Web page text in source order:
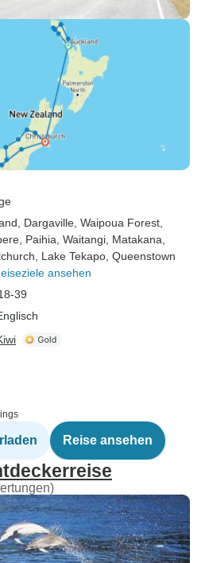
, Dargaville , Waipoua Forest
, Paihia , Waitangi , Matakana
, Lake Tekapo , Queenstown
ansehen
39
Reise ansehen